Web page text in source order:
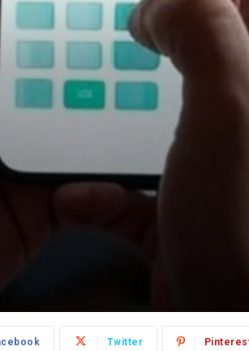
Twitter